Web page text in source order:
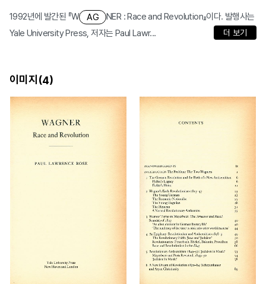
1992년에 발간된 『W AG
NER : Race and Revolution』이다. 발행사는
Yale University Press, 저자는 Paul Lawr...
더 보기
이미지(4)